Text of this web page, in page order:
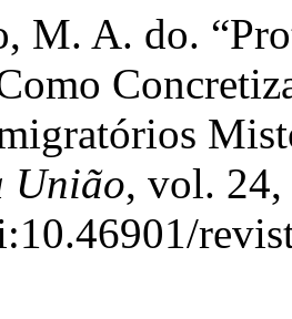
M. A. do.
União, vol. 24,